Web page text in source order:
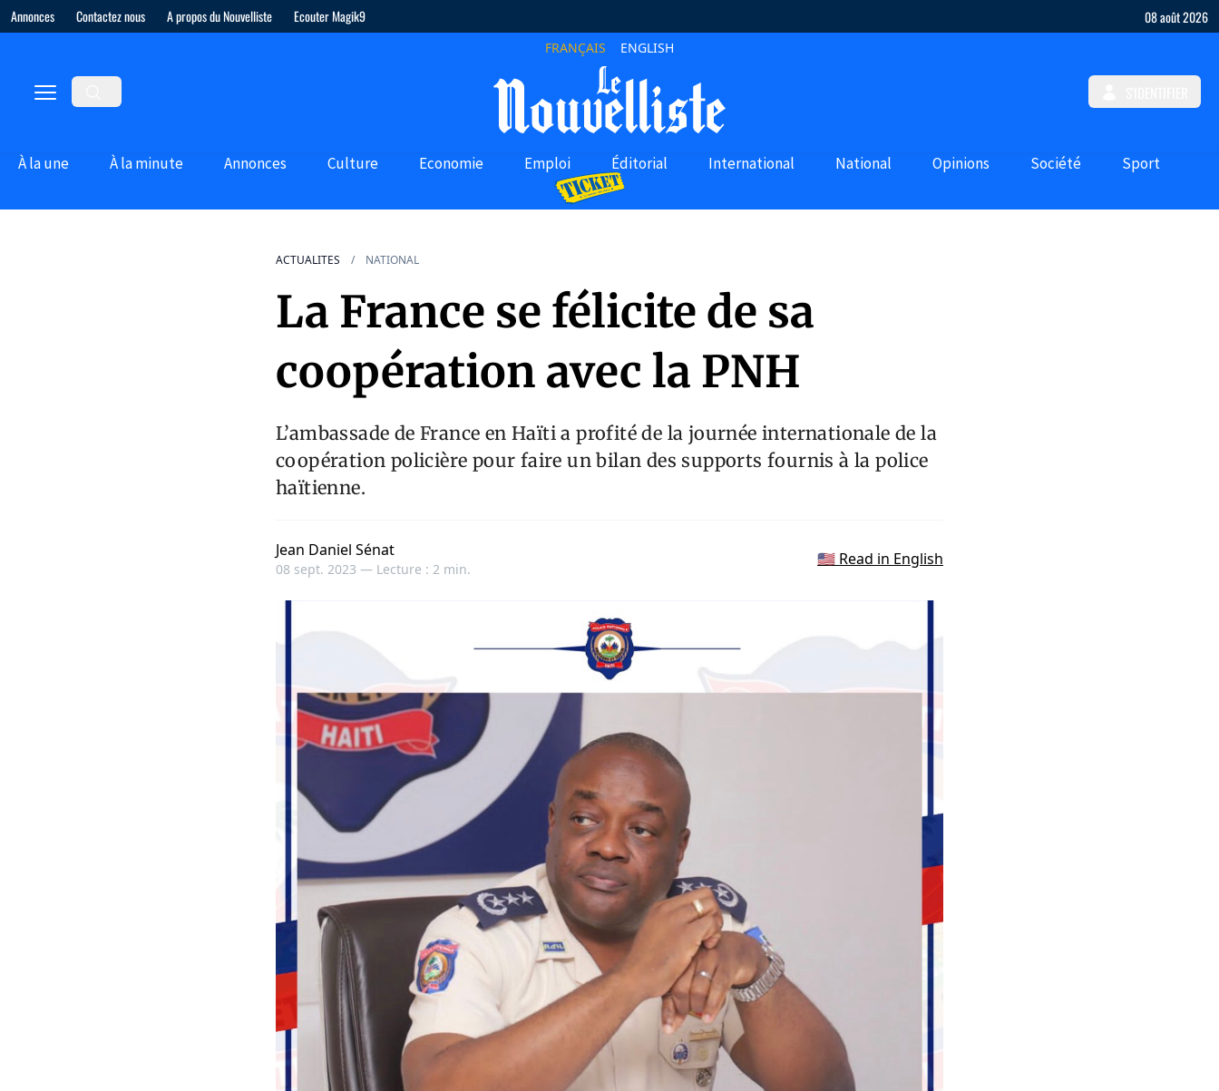
Annonces Contactez nous A propos du Nouvelliste Ecouter Magik9 08 août 2026
FRANÇAIS ENGLISH
À la une À la minute Annonces Culture Economie Emploi Éditorial International National Opinions Société Sport
ACTUALITES NATIONAL
La France se félicite de sa
coopération avec la PNH
L’ambassade de France en Haïti a profité de la journée internationale de la
coopération policière pour faire un bilan des supports fournis à la police
haïtienne.
Jean Daniel Sénat
08 sept. 2023 — Lecture : 2 min.
🇺🇸 Read in English